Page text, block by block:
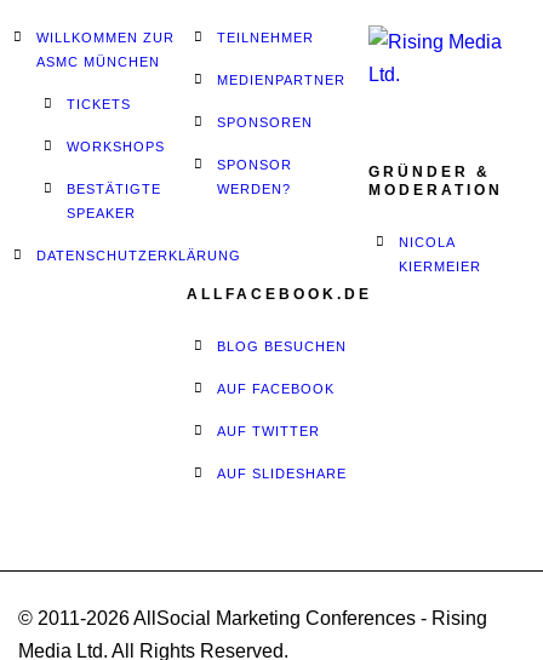
WILLKOMMEN ZUR
ASMC MÜNCHEN
TICKETS
WORKSHOPS
BESTÄTIGTE
SPEAKER
DATENSCHUTZERKLÄRUNG
TEILNEHMER
MEDIENPARTNER
SPONSOREN
SPONSOR
WERDEN?
ALLFACEBOOK.DE
BLOG BESUCHEN
AUF FACEBOOK
AUF TWITTER
AUF SLIDESHARE
GRÜNDER &
MODERATION
NICOLA
KIERMEIER
© 2011-2026 AllSocial Marketing Conferences - Rising
Media Ltd. All Rights Reserved.